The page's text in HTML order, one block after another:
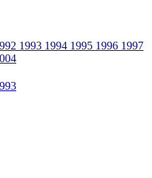
1993 1994 1995 1996 1997